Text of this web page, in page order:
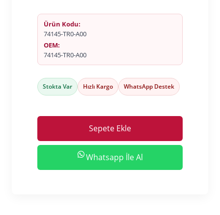
Ürün Kodu:
74145-TR0-A00
OEM:
74145-TR0-A00
Stokta Var Hızlı Kargo WhatsApp Destek
Sepete Ekle
Whatsapp İle Al